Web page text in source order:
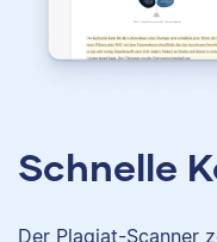
Schnelle
Der Plagiat-Scanner